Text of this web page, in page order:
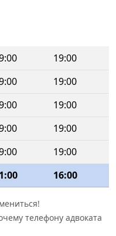
19:00
19:00
19:00
19:00
19:00
16:00
телефону адвоката